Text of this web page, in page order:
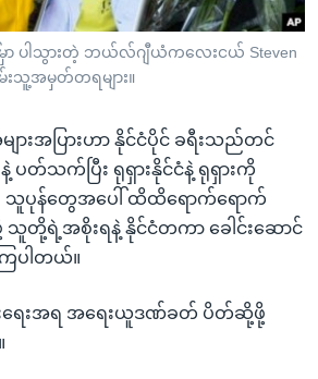
မှာ ပါသွားတဲ့ ဘယ်လ်ဂျီယံကလေးငယ် Steven
းသူ့အမှတ်တရများ။
ျားအပြားဟာ နိုင်ငံပိုင် ခရီးသည်တင်
ပတ်သက်ပြီး ရုရှားနိုင်ငံနဲ့ ရုရှားကို
ပုန်တွေအပေါ် ထိထိရောက်ရောက်
သူတို့ရဲ့အစိုးရနဲ့ နိုင်ငံတကာ ခေါင်းဆောင်
ပါတယ်။
ရေးအရ အရေးယူဒဏ်ခတ် ပိတ်ဆို့ဖို့